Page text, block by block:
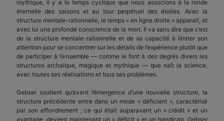
mythique, il y a le temps cyclique que nous associons à la ronde
éternelle des saisons et au tour perpétuel des étoiles. Avec la
structure mentale-rationnelle, le temps « en ligne droite » apparaît, et
avec lui une profonde conscience de la mort. Il va sans dire que c’est
de la structure mentale-rationnelle et de sa capacité à limiter son
attention pour se concentrer sur les détails de l’expérience plutôt que
de participer à l’ensemble — comme le font à des degrés divers les
structures archaïque, magique et mythique — que naît la science,
avec toutes ses réalisations et tous ses problèmes.
Gebser soutient qu’avant l’émergence d’une nouvelle structure, la
structure précédente entre dans un mode « déficient », caractérisé
par son effondrement ; ce qui était auparavant un « crédit » et un
avantage, devient maintenant un « déficit » et un handicap. Gebser